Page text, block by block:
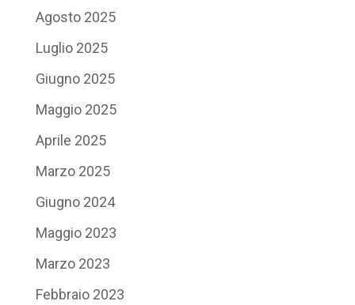
Agosto 2025
Luglio 2025
Giugno 2025
Maggio 2025
Aprile 2025
Marzo 2025
Giugno 2024
Maggio 2023
Marzo 2023
Febbraio 2023